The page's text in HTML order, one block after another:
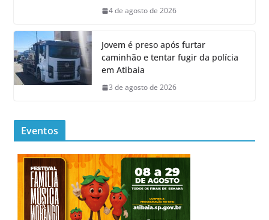
4 de agosto de 2026
Jovem é preso após furtar
caminhão e tentar fugir da polícia
em Atibaia
3 de agosto de 2026
Eventos